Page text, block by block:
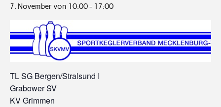
7. November von 10:00- 17:00
TL SG Bergen/Stralsund I
Grabower SV
KV Grimmen